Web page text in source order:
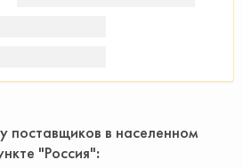
поставщиков в населенном
"Россия"